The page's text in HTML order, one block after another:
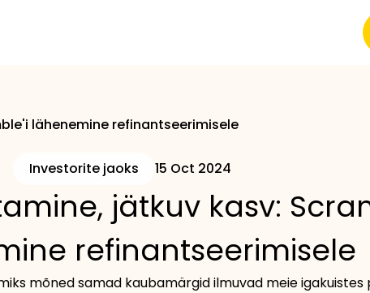
lähenemine refinantseerimisele
Investorite jaoks 15 Oct 2024
jätkuv kasv:
refinantseerimisele
mõned samad kaubamärgid ilmuvad meie igakuistes